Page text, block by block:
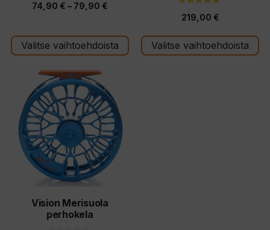
5
ä
74,90 € – 79,90 €Hintaluokka:
-
79,90 €
Valitse vaihtoehdoista
5:stä
219,00 €
Valitse vaihtoehdoista
Vision Merisuola
perhokela
tuotteella
useampi
muunnelma.
Voit
tehdä
tuotteen